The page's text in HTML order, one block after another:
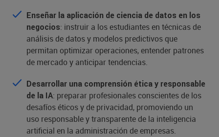
Enseñar la aplicación de ciencia de datos en los
negocios: instruir a los estudiantes en técnicas de
análisis de datos y modelos predictivos que
permitan optimizar operaciones, entender patrones
de mercado y anticipar tendencias.
Desarrollar una comprensión ética y responsable
de la IA: preparar profesionales conscientes de los
desafíos éticos y de privacidad, promoviendo un
uso responsable y transparente de la inteligencia
artificial en la administración de empresas.